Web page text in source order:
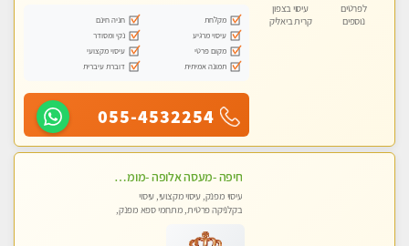
לפרטים
נוספים
עיסוי בצפון
קרית ביאליק
מקלחת
חניה חינם
עיסוי מרגיע
נקי ומסודר
מקום פרטי
עיסוי מקצועי
תמונה אמיתית
דוברת עיברית
055-4532254
חיפה -מעסה אלופה -מומלץ לחלוטין!! כל סוגי העיסויים מעסה מקצועית ואיכותית פרטי!! highly recommended..new in the city- ללא מין !
עיסוי מפנק, עיסוי מקצועי, עיסוי
בקלניקה פרטית, מתחמי ספא מפנק,